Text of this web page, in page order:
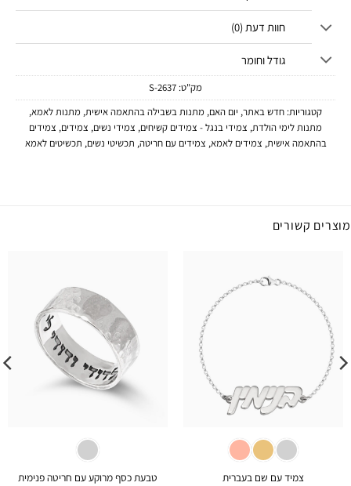
חוות דעת (0)
גודל וחומר
מק"ט: 2637-S
קטגוריות: חדש באתר, יום האם, מתנות בשבילה בהתאמה אישית, מתנות לאמא,
מתנות לימי הולדת, צמידי בנגל - צמידים קשיחים, צמידי נשים, צמידים, צמידים
בהתאמה אישית, צמידים לאמא, צמידים עם חריטה, תכשיטי נשים, תכשיטים לאמא
מוצרים קשורים
צמיד עם שם בעברית טבעת כסף מרוקע עם חריטה פנימית